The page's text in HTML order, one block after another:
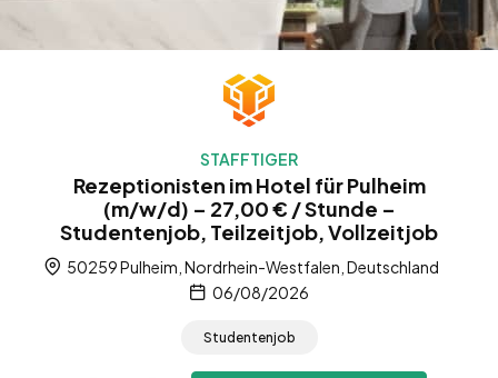
STAFFTIGER
Rezeptionisten im Hotel für Pulheim
(m/w/d) – 27,00 € / Stunde –
Studentenjob, Teilzeitjob, Vollzeitjob
50259 Pulheim, Nordrhein-Westfalen, Deutschland
06/08/2026
Studentenjob